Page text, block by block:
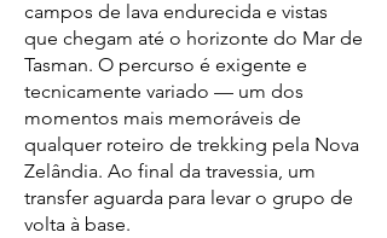
campos de lava endurecida e vistas
que chegam até o horizonte do Mar de
Tasman. O percurso é exigente e
tecnicamente variado — um dos
momentos mais memoráveis de
qualquer roteiro de trekking pela Nova
Zelândia. Ao final da travessia, um
transfer aguarda para levar o grupo de
volta à base.